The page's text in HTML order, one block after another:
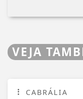
VEJA
CABRÁLIA